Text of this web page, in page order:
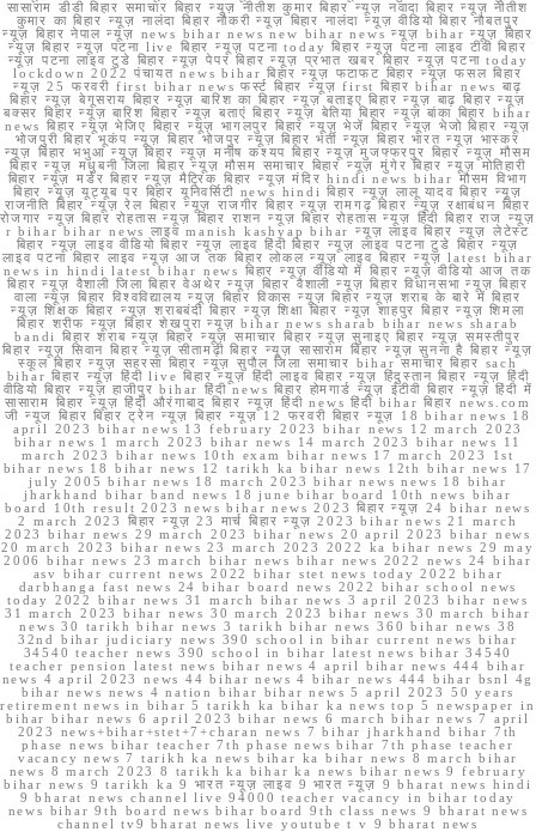
सासाराम डीडी बिहार समाचार बिहार न्यूज़ नीतीश कुमार बिहार न्यूज़ नवादा बिहार न्यूज़ नीतीश
कुमार का बिहार न्यूज़ नालंदा बिहार नौकरी न्यूज़ बिहार नालंदा न्यूज़ वीडियो बिहार नौबतपुर
न्यूज़ बिहार नेपाल न्यूज़ news bihar news new bihar news न्यूज़ bihar न्यूज़ बिहार
न्यूज़ बिहार न्यूज़ पटना live बिहार न्यूज़ पटना today बिहार न्यूज़ पटना लाइव टीवी बिहार
न्यूज़ पटना लाइव टुडे बिहार न्यूज़ पेपर बिहार न्यूज़ प्रभात खबर बिहार न्यूज़ पटना today
lockdown 2022 पंचायत news bihar बिहार न्यूज़ फटाफट बिहार न्यूज़ फसल बिहार
न्यूज़ 25 फरवरी first bihar news फर्स्ट बिहार न्यूज़ first बिहार bihar news बाढ़
बिहार न्यूज़ बेगूसराय बिहार न्यूज़ बारिश का बिहार न्यूज़ बताइए बिहार न्यूज़ बाढ़ बिहार न्यूज़
बक्सर बिहार न्यूज़ बारिश बिहार न्यूज़ बताएं बिहार न्यूज़ बेतिया बिहार न्यूज़ बांका बिहार bihar
news बिहार न्यूज़ भेजिए बिहार न्यूज़ भागलपुर बिहार न्यूज़ भेजें बिहार न्यूज़ भेजो बिहार न्यूज़
भोजपुरी बिहार भूकंप न्यूज़ बिहार भोजपुर न्यूज़ बिहार भर्ती न्यूज़ बिहार भारत न्यूज़ भास्कर
न्यूज़ बिहार भभुआ न्यूज़ बिहार न्यूज़ मनीष कश्यप बिहार न्यूज़ मुजफ्फरपुर बिहार न्यूज़ मौसम
बिहार न्यूज़ मधुबनी जिला बिहार न्यूज़ मौसम समाचार बिहार न्यूज़ मुंगेर बिहार न्यूज़ मोतिहारी
बिहार न्यूज़ मर्डर बिहार न्यूज़ मैट्रिक बिहार न्यूज़ मंदिर hindi news bihar मौसम विभाग
बिहार न्यूज़ यूट्यूब पर बिहार यूनिवर्सिटी news hindi बिहार न्यूज़ लालू यादव बिहार न्यूज़
राजनीति बिहार न्यूज़ रेल बिहार न्यूज़ राजगीर बिहार न्यूज़ रामगढ़ बिहार न्यूज़ रक्षाबंधन बिहार
रोजगार न्यूज़ बिहार रोहतास न्यूज़ बिहार राशन न्यूज़ बिहार रोहतास न्यूज़ हिंदी बिहार राज न्यूज़
r bihar bihar news लाइव manish kashyap bihar न्यूज़ लाइव बिहार न्यूज़ लेटेस्ट
बिहार न्यूज़ लाइव वीडियो बिहार न्यूज़ लाइव हिंदी बिहार न्यूज़ लाइव पटना टुडे बिहार न्यूज़
लाइव पटना बिहार लाइव न्यूज़ आज तक बिहार लोकल न्यूज़ लाइव बिहार न्यूज़ latest bihar
news in hindi latest bihar news बिहार न्यूज़ वीडियो में बिहार न्यूज़ वीडियो आज तक
बिहार न्यूज़ वैशाली जिला बिहार वेअथेर न्यूज़ बिहार वैशाली न्यूज़ बिहार विधानसभा न्यूज़ बिहार
वाला न्यूज़ बिहार विश्वविद्यालय न्यूज़ बिहार विकास न्यूज़ बिहार न्यूज़ शराब के बारे में बिहार
न्यूज़ शिक्षक बिहार न्यूज़ शराबबंदी बिहार न्यूज़ शिक्षा बिहार न्यूज़ शाहपुर बिहार न्यूज़ शिमला
बिहार शरीफ न्यूज़ बिहार शेखपुरा न्यूज़ bihar news sharab bihar news sharab
bandi बिहार शराब न्यूज़ बिहार न्यूज़ समाचार बिहार न्यूज़ सुनाइए बिहार न्यूज़ समस्तीपुर
बिहार न्यूज़ सिवान बिहार न्यूज़ सीतामढ़ी बिहार न्यूज़ सासाराम बिहार न्यूज़ सुनना है बिहार न्यूज़
स्कूल बिहार न्यूज़ सहरसा बिहार न्यूज़ सुपौल जिला समाचार bihar समाचार बिहार sach
bihar बिहार न्यूज़ हिंदी live बिहार न्यूज़ हिंदी लाइव बिहार न्यूज़ हिंदुस्तान बिहार न्यूज़ हिंदी
वीडियो बिहार न्यूज़ हाजीपुर bihar हिंदी news बिहार होमगार्ड न्यूज़ ईटीवी बिहार न्यूज़ हिंदी में
सासाराम बिहार न्यूज़ हिंदी औरंगाबाद बिहार न्यूज़ हिंदी news हिंदी bihar बिहार news.com
जी न्यूज बिहार बिहार ट्रेन न्यूज़ बिहार न्यूज़ 12 फरवरी बिहार न्यूज़ 18 bihar news 18
april 2023 bihar news 13 february 2023 bihar news 12 march 2023
bihar news 1 march 2023 bihar news 14 march 2023 bihar news 11
march 2023 bihar news 10th exam bihar news 17 march 2023 1st
bihar news 18 bihar news 12 tarikh ka bihar news 12th bihar news 17
july 2005 bihar news 18 march 2023 bihar news news 18 bihar
jharkhand bihar band news 18 june bihar board 10th news bihar
board 10th result 2023 news bihar news 2023 बिहार न्यूज़ 24 bihar news
2 march 2023 बिहार न्यूज़ 23 मार्च बिहार न्यूज़ 2023 bihar news 21 march
2023 bihar news 29 march 2023 bihar news 20 april 2023 bihar news
20 march 2023 bihar news 23 march 2023 2022 ka bihar news 29 may
2006 bihar news 23 march bihar news bihar news 2022 news 24 bihar
asv bihar current news 2022 bihar stet news today 2022 bihar
darbhanga fast news 24 bihar board news 2022 bihar school news
today 2022 bihar news 31 march bihar news 3 april 2023 bihar news
31 march 2023 bihar news 30 march 2023 bihar news 30 march bihar
news 30 tarikh bihar news 3 tarikh bihar news 360 bihar news 38
32nd bihar judiciary news 390 school in bihar current news bihar
34540 teacher news 390 school in bihar latest news bihar 34540
teacher pension latest news bihar news 4 april bihar news 444 bihar
news 4 april 2023 news 44 bihar news 4 bihar news 444 bihar bsnl 4g
bihar news news 4 nation bihar bihar news 5 april 2023 50 years
retirement news in bihar 5 tarikh ka bihar ka news top 5 newspaper in
bihar bihar news 6 april 2023 bihar news 6 march bihar news 7 april
2023 news+bihar+stet+7+charan news 7 bihar jharkhand bihar 7th
phase news bihar teacher 7th phase news bihar 7th phase teacher
vacancy news 7 tarikh ka news bihar ka bihar news 8 march bihar
news 8 march 2023 8 tarikh ka bihar ka news bihar news 9 february
bihar news 9 tarikh ka 9 भारत न्यूज़ लाइव 9 भारत न्यूज़ 9 bharat news hindi
9 bharat news channel live 94000 teacher vacancy in bihar today
news bihar 9th board news bihar board 9th class news 9 bharat news
channel tv9 bharat news live youtube t v 9 bharat news